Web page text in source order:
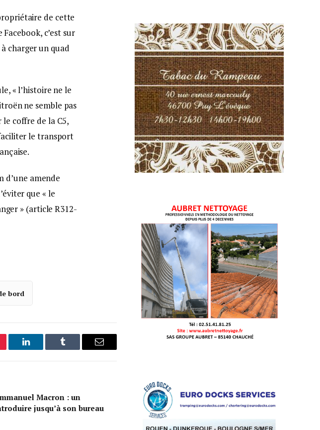
de cette
c’est sur
charger un quad
« l’histoire ne le
ne semble pas
le coffre de la C5,
le transport
d’une amende
que « le
» (article R312-
bord
LinkedIn Tumblr Courriel
Macron : un
jusqu’à son bureau